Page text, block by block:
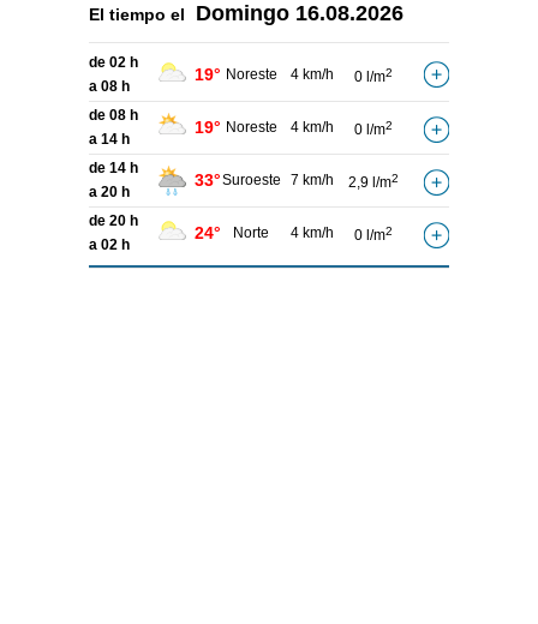
El tiempo el Domingo 16.08.2026
de 02 h
a 08 h
19° Noreste 4 km/h 0 l/m2
de 08 h
a 14 h
19° Noreste 4 km/h 0 l/m2
de 14 h
a 20 h
33°Suroeste 7 km/h 2,9 l/m2
de 20 h
a 02 h
24° Norte 4 km/h 0 l/m2